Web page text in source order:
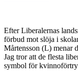
Efter Liberalernas
förbud mot slöja i
Mårtensson (L) menar
Jag tror att de flesta
symbol för